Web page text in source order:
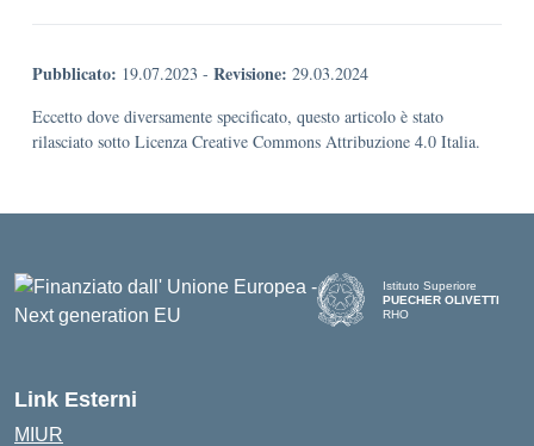
Pubblicato: 19.07.2023 - Revisione: 29.03.2024
Eccetto dove diversamente specificato, questo articolo è stato
rilasciato sotto Licenza Creative Commons Attribuzione 4.0 Italia.
Istituto Superiore
PUECHER OLIVETTI
RHO
Link Esterni
MIUR